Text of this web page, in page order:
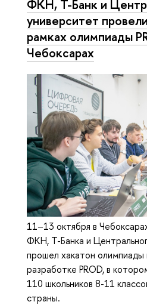
ФКН, Т-Банк и
университет
рамках олимпиады
Чебоксарах
11–13 октября в
ФКН, Т-Банка и
прошел хакатон
разработке PROD, в
110 школьников 8-11
страны.